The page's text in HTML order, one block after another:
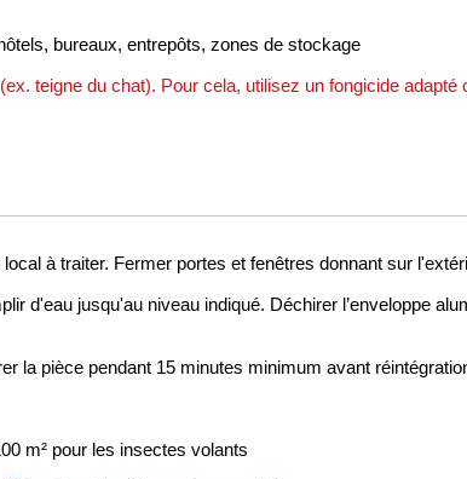
bureaux, entrepôts, zones de stockage
teigne du chat). Pour cela, utilisez un fongicide adapté
à traiter. Fermer portes et fenêtres donnant sur
d'eau jusqu'au niveau indiqué. Déchirer l’enveloppe
la pièce pendant 15 minutes minimum avant
m² pour les insectes volants